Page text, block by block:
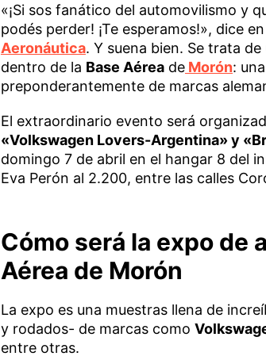
«¡Si sos fanático del automovilismo y
podés perder! ¡Te esperamos!», dice
Aeronáutica. Y suena bien. Se trata
dentro de la Base AéreadeMorón:
preponderantemente de marcas
El extraordinario evento será
«Volkswagen Lovers-Argentina» y
domingo 7 de abril en el hangar 8 del
Eva Perón al 2.200, entre las calles
Cómo será la expo de
Aérea de Morón
La expo es una muestras llena de
y rodados- de marcas como
entre otras.